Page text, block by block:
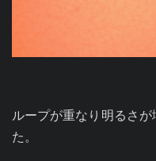
ループが重なり明るさ
た。